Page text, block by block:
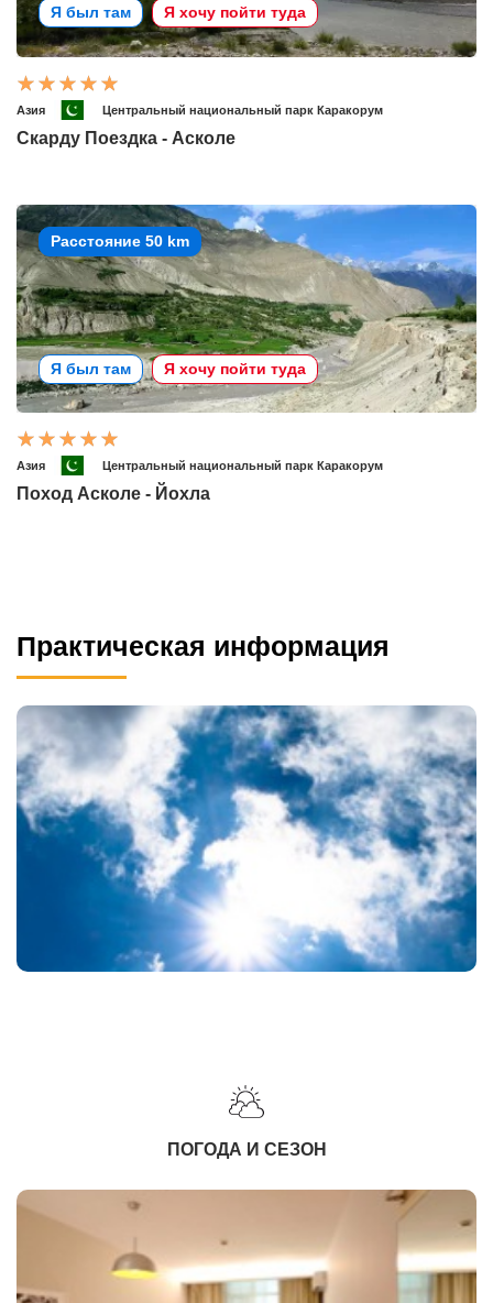
Я был там Я хочу пойти туда
Азия Центральный национальный парк Каракорум
Скарду Поездка - Асколе
Расстояние 50 km
Я был там Я хочу пойти туда
Азия Центральный национальный парк Каракорум
Поход Асколе - Йохла
Практическая информация
ПОГОДА И СЕЗОН